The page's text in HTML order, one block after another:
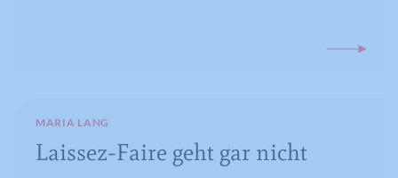
MARIA LANG
Laissez-Faire geht gar nicht